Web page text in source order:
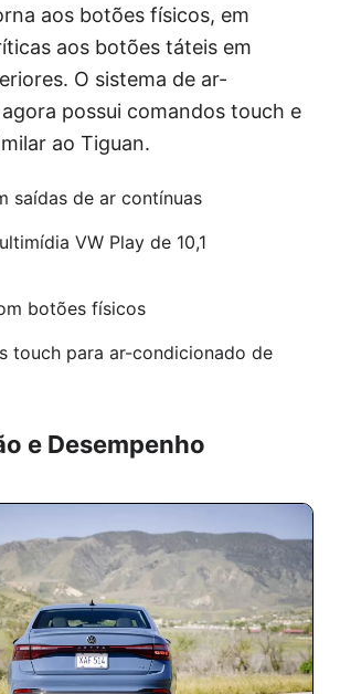
aos botões físicos, em
aos botões táteis em
O sistema de ar-
possui comandos touch e
ao Tiguan.
saídas de ar contínuas
VW Play de 10,1
botões físicos
touch para ar-condicionado de
e Desempenho